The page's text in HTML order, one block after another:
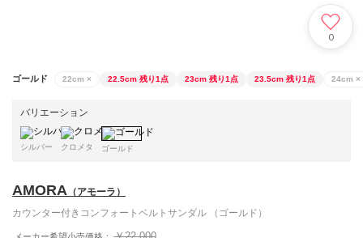
0
ゴールド 22cm × 22.5cm 残り1点 23cm 残り1点 23.5cm 残り1点 24cm ×
バリエーション
シルバー クロメタ ゴールド
AMORA （アモーラ）
カウンター付きコンフォートベルトサンダル （ゴールド）